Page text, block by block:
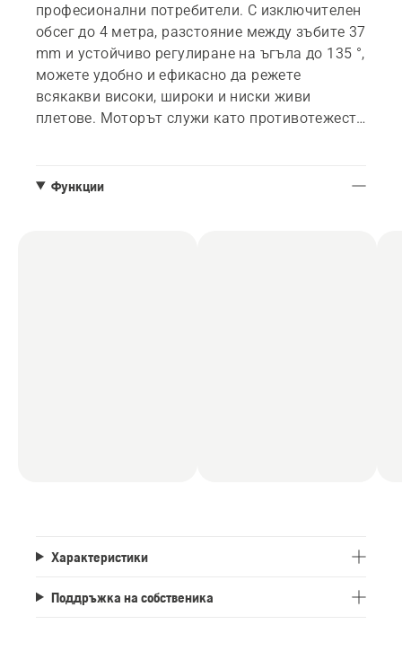
професионални потребители. С изключителен
обсег до 4 метра, разстояние между зъбите 37
mm и устойчиво регулиране на ъгъла до 135 °,
можете удобно и ефикасно да режете
всякакви високи, широки и ниски живи
плетове. Моторът служи като противотежест
е със скоростна кутия за тежки условия на
Функции
Характеристики
Поддръжка на собственика